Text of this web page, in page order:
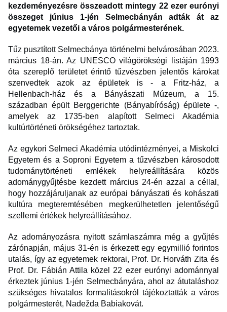
kezdeményezésre összeadott mintegy 22 ezer eurónyi
összeget június 1-jén Selmecbányán adták át az
egyetemek vezetői a város polgármesterének.
Tűz pusztított Selmecbánya történelmi belvárosában 2023.
március 18-án. Az UNESCO világörökségi listáján 1993
óta szereplő területet érintő tűzvészben jelentős károkat
szenvedtek azok az épületek is - a Fritz-ház, a
Hellenbach-ház és a Bányászati Múzeum, a 15.
században épült Berggerichte (Bányabíróság) épülete -,
amelyek az 1735-ben alapított Selmeci Akadémia
kultúrtörténeti örökségéhez tartoztak.
Az egykori Selmeci Akadémia utódintézményei, a Miskolci
Egyetem és a Soproni Egyetem a tűzvészben károsodott
tudománytörténeti emlékek helyreállítására közös
adománygyűjtésbe kezdett március 24-én azzal a céllal,
hogy hozzájáruljanak az európai bányászati és kohászati
kultúra megteremtésében megkerülhetetlen jelentőségű
szellemi értékek helyreállításához.
Az adományozásra nyitott számlaszámra még a gyűjtés
zárónapján, május 31-én is érkezett egy egymillió forintos
utalás, így az egyetemek rektorai, Prof. Dr. Horváth Zita és
Prof. Dr. Fábián Attila közel 22 ezer eurónyi adománnyal
érkeztek június 1-jén Selmecbányára, ahol az átutaláshoz
szükséges hivatalos formalitásokról tájékoztatták a város
polgármesterét, Nadežda Babiakovát.